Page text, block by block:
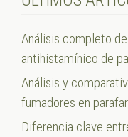
Análisis completo
antihistamínico de
Análisis y
fumadores en
Diferencia clave